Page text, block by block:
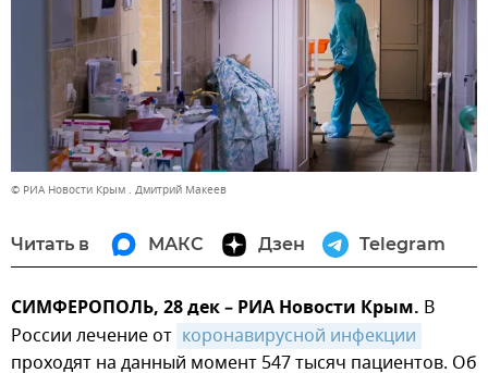
© РИА Новости Крым . Дмитрий Макеев
Читать в МАКС Дзен Telegram
СИМФЕРОПОЛЬ, 28 дек – РИА Новости Крым. В
России лечение от коронавирусной инфекции
проходят на данный момент 547 тысяч пациентов. Об